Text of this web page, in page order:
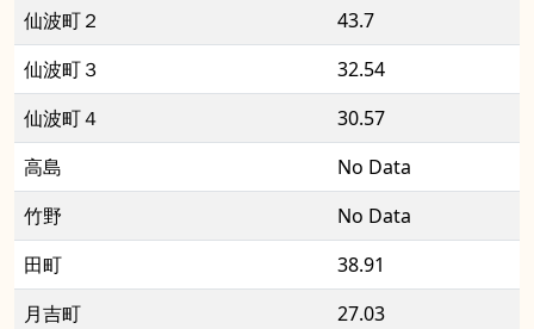
仙波町２
43.7
仙波町３
32.54
仙波町４
30.57
高島
No Data
竹野
No Data
田町
38.91
月吉町
27.03